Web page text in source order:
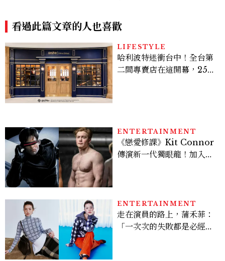
變
看過此篇文章的人也喜歡
LIFESTYLE
哈利波特迷衝台中！全台第
二間專賣店在這開幕，25週
ENTERTAINMENT
《戀愛修課》Kit Connor
傳演新一代獨眼龍！加入新
ENTERTAINMENT
走在演員的路上，蒲禾菲：
「一次次的失敗都是必經過